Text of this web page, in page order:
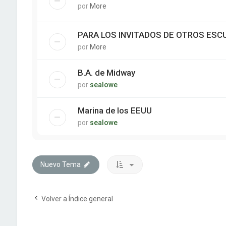
por More
PARA LOS INVITADOS DE OTROS
por More
B.A. de Midway
por sealowe
Marina de los EEUU
por sealowe
Nuevo Tema
Volver a Índice general